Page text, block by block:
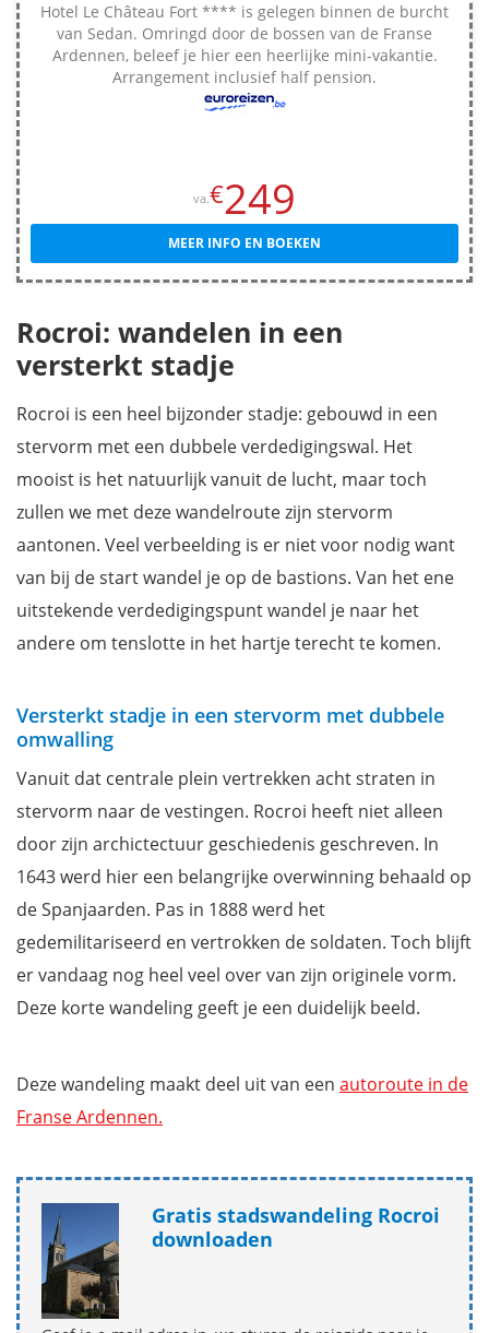
Hotel Le Château Fort **** is gelegen binnen de burcht
van Sedan. Omringd door de bossen van de Franse
Ardennen, beleef je hier een heerlijke mini-vakantie.
Arrangement inclusief half pension.
va.€249
MEER INFO EN BOEKEN
Rocroi: wandelen in een
versterkt stadje
Rocroi is een heel bijzonder stadje: gebouwd in een
stervorm met een dubbele verdedigingswal. Het
mooist is het natuurlijk vanuit de lucht, maar toch
zullen we met deze wandelroute zijn stervorm
aantonen. Veel verbeelding is er niet voor nodig want
van bij de start wandel je op de bastions. Van het ene
uitstekende verdedigingspunt wandel je naar het
andere om tenslotte in het hartje terecht te komen.
Versterkt stadje in een stervorm met dubbele
omwalling
Vanuit dat centrale plein vertrekken acht straten in
stervorm naar de vestingen. Rocroi heeft niet alleen
door zijn archictectuur geschiedenis geschreven. In
1643 werd hier een belangrijke overwinning behaald op
de Spanjaarden. Pas in 1888 werd het
gedemilitariseerd en vertrokken de soldaten. Toch blijft
er vandaag nog heel veel over van zijn originele vorm.
Deze korte wandeling geeft je een duidelijk beeld.
Deze wandeling maakt deel uit van een autoroute in de
Franse Ardennen.
Gratis stadswandeling Rocroi
downloaden